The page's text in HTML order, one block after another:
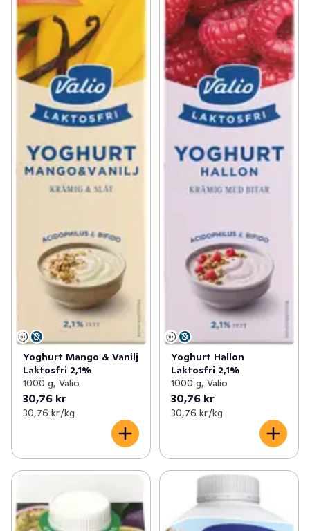
Yoghurt Mango & Vanilj
Laktosfri 2,1%
1000 g, Valio
30,76 kr
30,76 kr /kg
Yoghurt Hallon
Laktosfri 2,1%
1000 g, Valio
30,76 kr
30,76 kr /kg